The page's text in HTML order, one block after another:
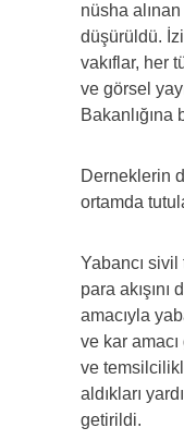
nüsha
düşürüldü.
vakıflar, her
ve görsel
Derneklerin
ortamda
Yabancı sivil
para
amacıyla
ve kar
ve
aldıkları
getirildi.